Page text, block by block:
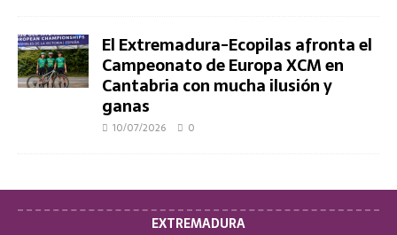
El Extremadura-Ecopilas afronta el
Campeonato de Europa XCM en
Cantabria con mucha ilusión y
ganas
10/07/2026 0
EXTREMADURA